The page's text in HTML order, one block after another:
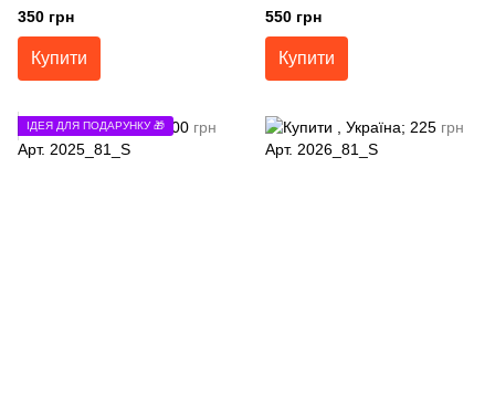
Україну”, 3 пари в наборі, розм.
36-39, 40-42, 43-45
350 грн
Купити
б ноги в теплі”, 4 пари в наборі,
розм. 36-39, 40-42, 43-45
550 грн
Купити
ІДЕЯ ДЛЯ ПОДАРУНКУ 🎁